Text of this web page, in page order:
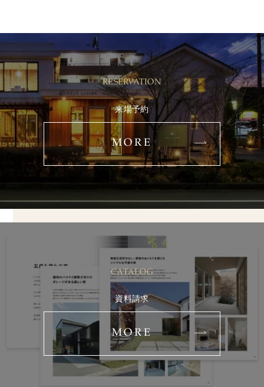
RESERVATION
来場予約
MORE
CATALOG
資料請求
MORE